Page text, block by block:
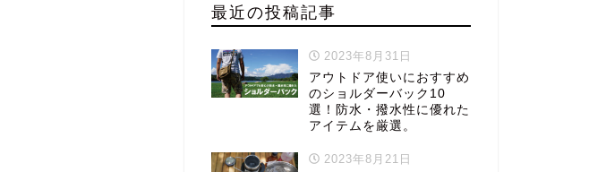
最近の投稿記事
2023年8月31日
アウトドア使いにおすすめ
のショルダーバック10
選！防水・撥水性に優れた
アイテムを厳選。
2023年8月21日